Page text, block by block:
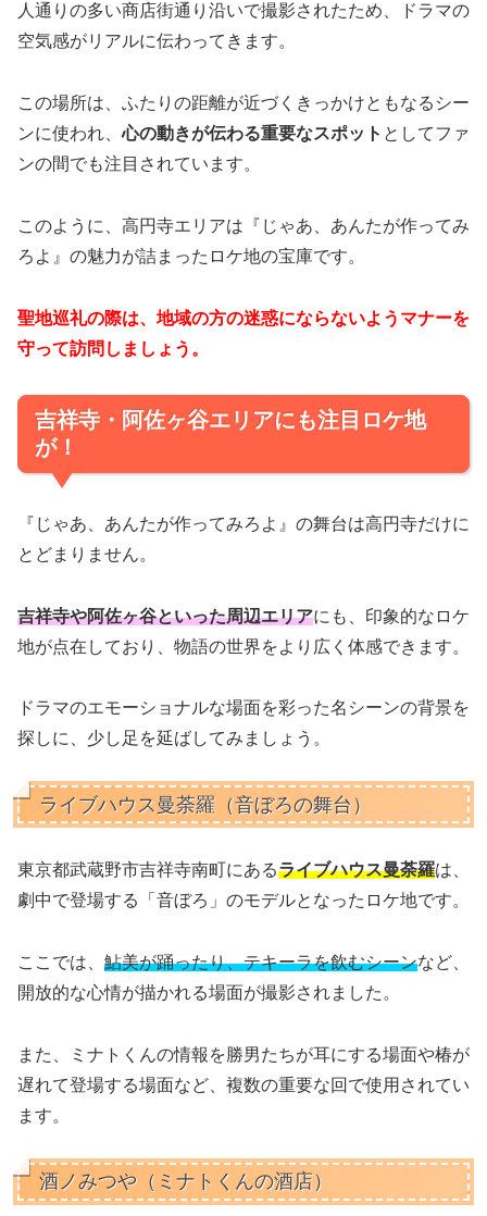
人通りの多い商店街通り沿いで撮影されたため、ドラマの
空気感がリアルに伝わってきます。
この場所は、ふたりの距離が近づくきっかけともなるシー
ンに使われ、心の動きが伝わる重要なスポット としてファ
ンの間でも注目されています。
このように、高円寺エリアは『じゃあ、あんたが作ってみ
ろよ』の魅力が詰まったロケ地の宝庫です。
聖地巡礼の際は、地域の方の迷惑にならないようマナーを
守って訪問しましょう。
吉祥寺・阿佐ヶ谷エリアにも注目ロケ地
が！
『じゃあ、あんたが作ってみろよ』の舞台は高円寺だけに
とどまりません。
吉祥寺や阿佐ヶ谷といった周辺エリアにも、印象的なロケ
地が点在しており、物語の世界をより広く体感できます。
ドラマのエモーショナルな場面を彩った名シーンの背景を
探しに、少し足を延ばしてみましょう。
ライブハウス曼荼羅（音ぼろの舞台）
東京都武蔵野市吉祥寺南町にあるライブハウス曼荼羅は、
劇中で登場する「音ぼろ」のモデルとなったロケ地です。
ここでは、 鮎美が踊ったり、テキーラを飲むシーンなど、
開放的な心情が描かれる場面が撮影されました。
また、ミナトくんの情報を勝男たちが耳にする場面や椿が
遅れて登場する場面など、複数の重要な回で使用されてい
ます。
酒ノみつや（ミナトくんの酒店）